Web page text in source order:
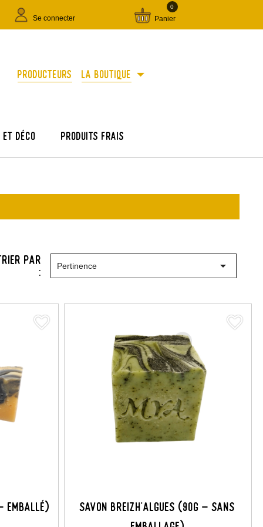
Se connecter Panier
0
Producteurs La boutique arrow_drop_down
et déco Produits frais
par
: Pertinence 
Emballé)
favorite_border
Savon Breizh'Algues (90G - Sans
favorite_border